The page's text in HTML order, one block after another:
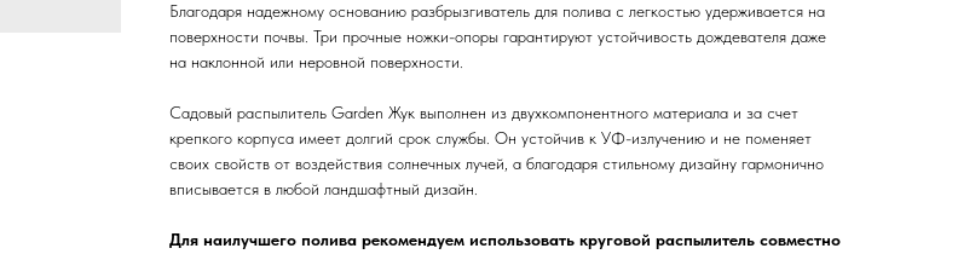
Благодаря надежному основанию разбрызгиватель для полива с легкостью удерживается на
поверхности почвы. Три прочные ножки-опоры гарантируют устойчивость дождевателя даже
на наклонной или неровной поверхности.
Садовый распылитель Garden Жук выполнен из двухкомпонентного материала и за счет
крепкого корпуса имеет долгий срок службы. Он устойчив к УФ-излучению и не поменяет
своих свойств от воздействия солнечных лучей, а благодаря стильному дизайну гармонично
вписывается в любой ландшафтный дизайн.
Для наилучшего полива рекомендуем использовать круговой распылитель совместно